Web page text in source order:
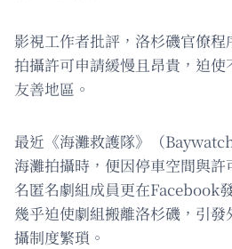
影視工作者批評，洛杉磯官僚程
拍攝許可申請緩慢且昂貴，迫
友善地區。
最近《海灘救護隊》（
海灘拍攝時，便因停車空間與
名匿名劇組成員更在Facebook
幾乎迫使劇組搬離洛杉磯，引
攝制度繁瑣。